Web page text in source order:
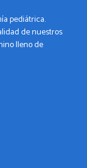
pediátrica.
de nuestros
lleno de